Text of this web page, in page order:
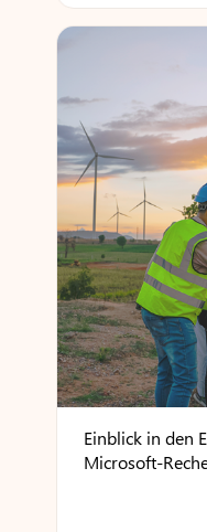
Einblick in den
Microsoft-